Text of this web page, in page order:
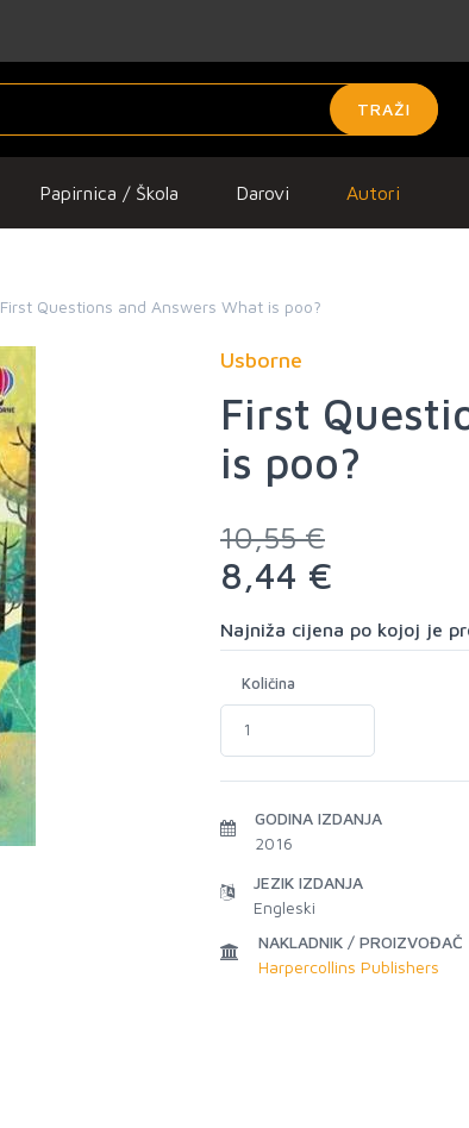
TRAŽI
Papirnica / Škola Darovi Autori
First Questions and Answers What is poo?
Usborne
First
is poo?
10,55 €
8,44 €
Najniža cijena po kojoj je
Količina
GODINA IZDANJA
2016
JEZIK IZDANJA
Engleski
NAKLADNIK / PROIZVOĐAČ
Harpercollins Publishers